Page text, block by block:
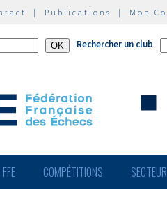
| Publications | Mon
Rechercher un club
FFE COMPÉTITIONS